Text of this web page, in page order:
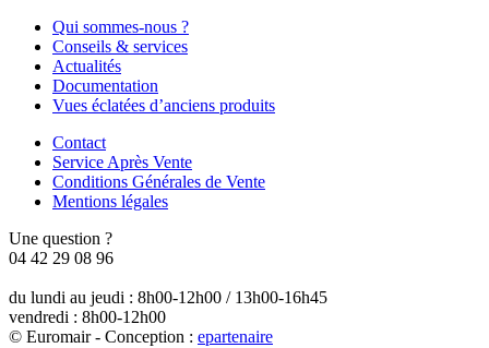
Qui sommes-nous ?
Conseils & services
Actualités
Documentation
Vues éclatées d’anciens produits
Contact
Service Après Vente
Conditions Générales de Vente
Mentions légales
Une question ?
04 42 29 08 96
du lundi au jeudi : 8h00-12h00 / 13h00-16h45
vendredi : 8h00-12h00
© Euromair - Conception : epartenaire